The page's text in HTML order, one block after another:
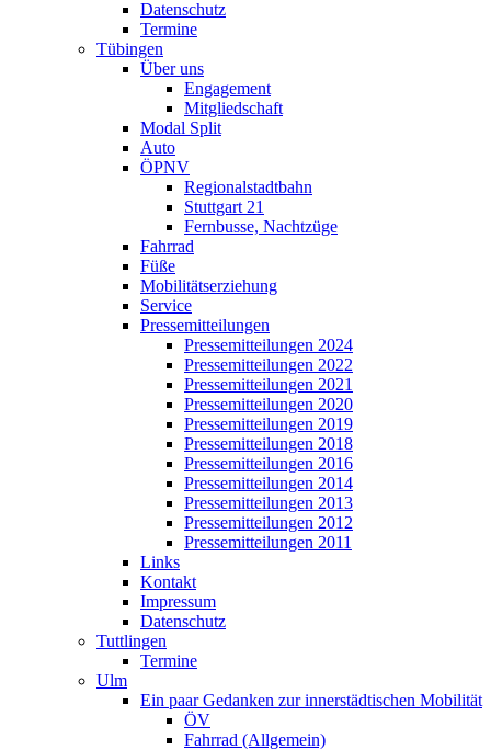
Datenschutz
Termine
Tübingen
Über uns
Engagement
Mitgliedschaft
Modal Split
Auto
ÖPNV
Regionalstadtbahn
Stuttgart 21
Fernbusse, Nachtzüge
Fahrrad
Füße
Mobilitätserziehung
Service
Pressemitteilungen
Pressemitteilungen 2024
Pressemitteilungen 2022
Pressemitteilungen 2021
Pressemitteilungen 2020
Pressemitteilungen 2019
Pressemitteilungen 2018
Pressemitteilungen 2016
Pressemitteilungen 2014
Pressemitteilungen 2013
Pressemitteilungen 2012
Pressemitteilungen 2011
Links
Kontakt
Impressum
Datenschutz
Tuttlingen
Termine
Ulm
Ein paar Gedanken zur innerstädtischen Mobilität
ÖV
Fahrrad (Allgemein)